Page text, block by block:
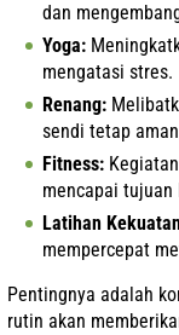
dan
Yoga:
mengatasi stres.
Renang:
sendi tetap
Fitness:
mencapai tujuan
Latihan
mempercepat
Pentingnya adalah
rutin akan